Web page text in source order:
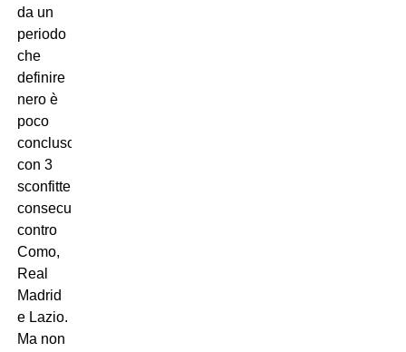
da un
periodo
che
definire
nero è
poco
concluso
con 3
sconfitte
consecutive
contro
Como,
Real
Madrid
e Lazio.
Ma non